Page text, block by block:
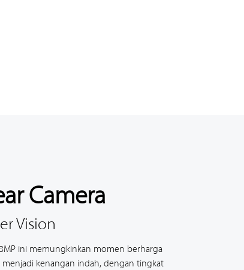
Camera
Vision
ini memungkinkan momen berharga
menjadi kenangan indah, dengan tingkat